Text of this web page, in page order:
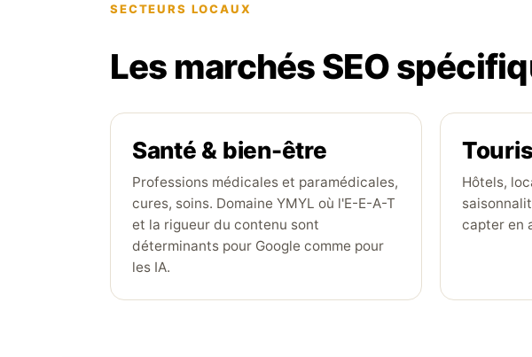
SECTEURS LOCAUX
Les marchés SEO
Santé & bien-être
Professions médicales et paramédicales,
cures, soins. Domaine YMYL où l'E-E-A-T
et la rigueur du contenu sont
déterminants pour Google comme pour
les IA.
Hôtels,
capter en